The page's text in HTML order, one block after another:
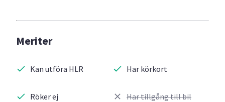
Meriter
Kan utföra HLR
Röker ej
Har körkort
Har tillgång till bil